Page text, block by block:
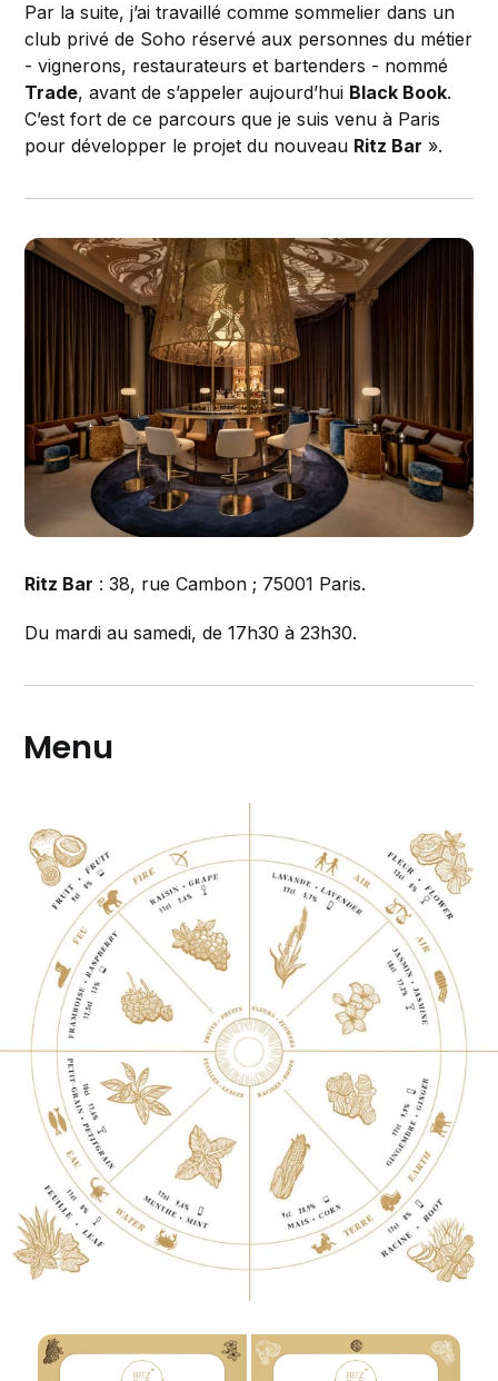
Par la suite, j’ai travaillé comme sommelier dans un
club privé de Soho réservé aux personnes du métier
- vignerons, restaurateurs et bartenders - nommé
Trade, avant de s’appeler aujourd’hui Black Book.
C’est fort de ce parcours que je suis venu à Paris
pour développer le projet du nouveau Ritz Bar ».
Ritz Bar : 38, rue Cambon ; 75001 Paris.
Du mardi au samedi, de 17h30 à 23h30.
Menu